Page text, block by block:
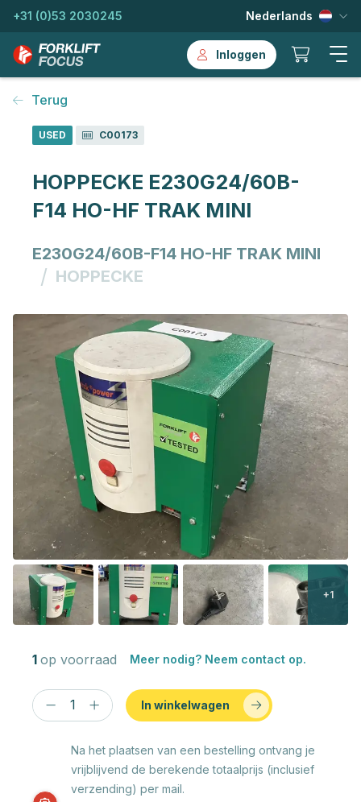
+31 (0)53 2030245 Nederlands
Inloggen
Terug
USED C00173
HOPPECKE E230G24/60B-
F14 HO-HF TRAK MINI
E230G24/60B-F14 HO-HF TRAK MINI
/ HOPPECKE
+1
1 op voorraad Meer nodig? Neem contact op.
In winkelwagen
Na het plaatsen van een bestelling ontvang je
vrijblijvend de berekende totaalprijs (inclusief
verzending) per mail.